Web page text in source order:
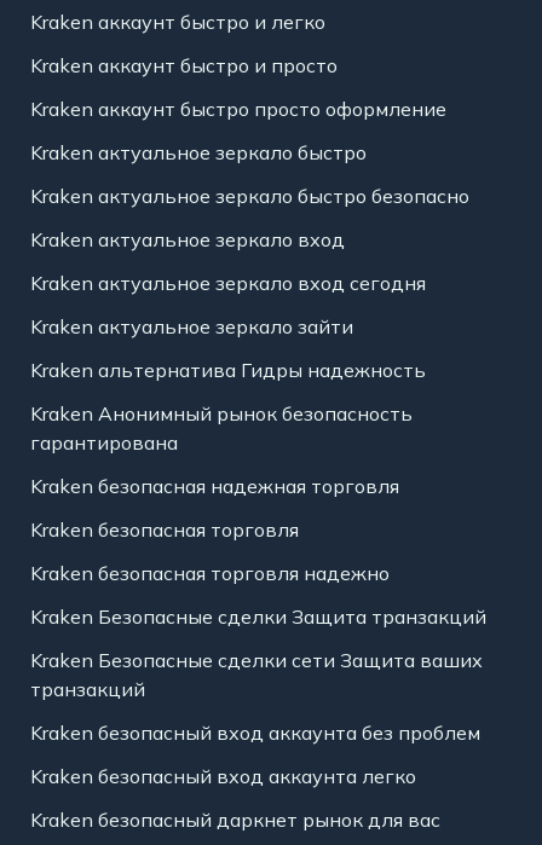
Kraken аккаунт быстро и легко
Kraken аккаунт быстро и просто
Kraken аккаунт быстро просто оформление
Kraken актуальное зеркало быстро
Kraken актуальное зеркало быстро безопасно
Kraken актуальное зеркало вход
Kraken актуальное зеркало вход сегодня
Kraken актуальное зеркало зайти
Kraken альтернатива Гидры надежность
Kraken Анонимный рынок безопасность
гарантирована
Kraken безопасная надежная торговля
Kraken безопасная торговля
Kraken безопасная торговля надежно
Kraken Безопасные сделки Защита транзакций
Kraken Безопасные сделки сети Защита ваших
транзакций
Kraken безопасный вход аккаунта без проблем
Kraken безопасный вход аккаунта легко
Kraken безопасный даркнет рынок для вас